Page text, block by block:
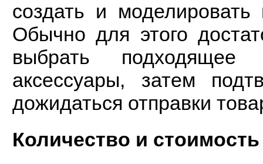
создать и
Обычно для этого
выбрать подходящее
аксессуары, затем
дожидаться отправки
Количество и стоимость